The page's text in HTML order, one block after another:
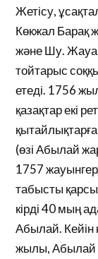
Жетісу,
Көкжал Барақ
және Шу.
тойтарыс
етеді. 1756
қазақтар екі
(өзі Абылай
1757
табысты қарсы
кірді 40 мың
Абылай. Кейін
жылы, Абылай